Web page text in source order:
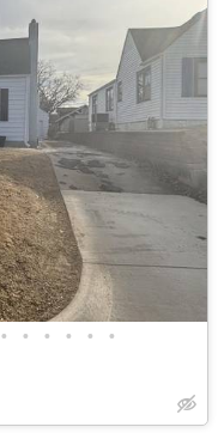
• • • • • •